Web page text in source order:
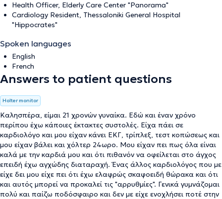
Health Officer, Elderly Care Center "Panorama"
Cardiology Resident, Thessaloniki General Hospital
"Hippocrates"
Spoken languages
English
French
Answers to patient questions
Holter monitor
Καλησπέρα, είμαι 21 χρονών γυναίκα. Εδώ και έναν χρόνο
περίπου έχω κάποιες έκτακτες συστολές. Είχα πάει σε
καρδιολόγο και μου είχαν κάνει ΕΚΓ, τρίπλεξ, τεστ κοπώσεως και
μου είχαν βάλει και χόλτερ 24ωρο. Μου είχαν πει πως όλα είναι
καλά με την καρδιά μου και ότι πιθανόν να οφείλεται στο άγχος
επειδή έχω αγχώδης διαταραχή. Ένας άλλος καρδιολόγος που με
είχε δει μου είχε πει ότι έχω ελαφρώς σκαφοειδή θώρακα και ότι
και αυτός μπορεί να προκαλεί τις "αρρυθμίες". Γενικά γυμνάζομαι
πολύ και παίζω ποδόσφαιρο και δεν με είχε ενοχλήσει ποτέ στην